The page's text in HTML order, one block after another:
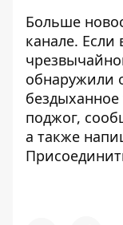
Больше
канале. Если
обнаружили
поджог,
а также